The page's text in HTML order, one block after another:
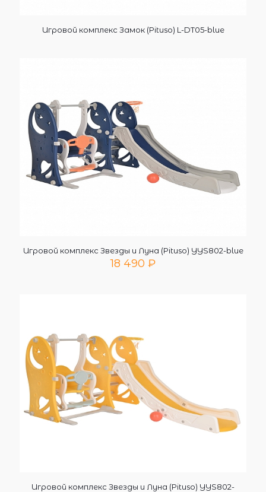
Игровой комплекс Замок (Pituso) L-DT05-blue
Игровой комплекс Звезды и Луна (Pituso) YYS802-blue
18 490 ₽
Игровой комплекс Звезды и Луна (Pituso) YYS802-